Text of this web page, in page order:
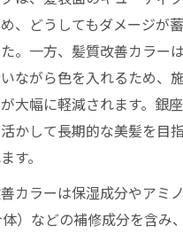
、どうしてもダメージが
。一方、髪質改善カラー
ながら色を入れるため、
大幅に軽減されます。銀
かして長期的な美髪を目
す。
カラーは保湿成分やアミノ
）などの補修成分を含み